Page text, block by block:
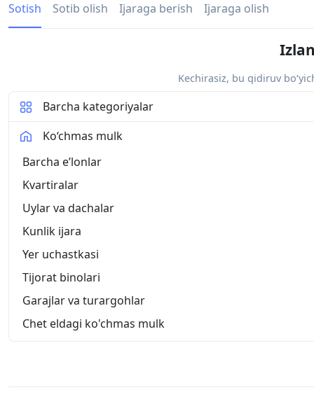
Sotish Sotib olish Ijaraga berish Ijaraga olish
Kechirasiz, bu qidiruv
Barcha kategoriyalar
Ko‘chmas mulk
Barcha eʼlonlar
Kvartiralar
Uylar va dachalar
Kunlik ijara
Yer uchastkasi
Tijorat binolari
Garajlar va turargohlar
Chet eldagi ko'chmas mulk